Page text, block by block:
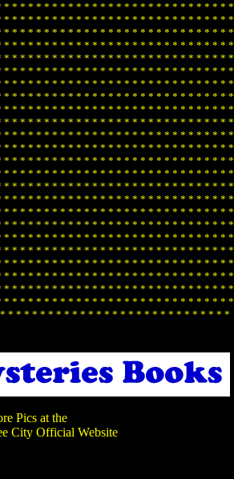
* * * * * * * * * * * * * * * * * * * * * * * * * * * * *
* * * * * * * * * * * * * * * * * * * * * * * * * * * * *
* * * * * * * * * * * * * * * * * * * * * * * * * * * * *
* * * * * * * * * * * * * * * * * * * * * * * * * * * * *
* * * * * * * * * * * * * * * * * * * * * * * * * * * * *
* * * * * * * * * * * * * * * * * * * * * * * * * * * * *
* * * * * * * * * * * * * * * * * * * * * * * * * * * * *
* * * * * * * * * * * * * * * * * * * * * * * * * * * * *
* * * * * * * * * * * * * * * * * * * * * * * * * * * * *
* * * * * * * * * * * * * * * * * * * * * * * * * * * * *
* * * * * * * * * * * * * * * * * * * * * * * * * * * * *
* * * * * * * * * * * * * * * * * * * * * * * * * * * * *
* * * * * * * * * * * * * * * * * * * * * * * * * * * * *
* * * * * * * * * * * * * * * * * * * * * * * * * * * * *
* * * * * * * * * * * * * * * * * * * * * * * * * * * * *
* * * * * * * * * * * * * * * * * * * * * * * * * * * * *
* * * * * * * * * * * * * * * * * * * * * * * * * * * * *
* * * * * * * * * * * * * * * * * * * * * * * * * * * * *
* * * * * * * * * * * * * * * * * * * * * * * * * * * * *
* * * * * * * * * * * * * * * * * * * * * * * * * * * * *
* * * * * * * * * * * * * * * * * * * * * * * * * * * * *
* * * * * * * * * * * * * * * * * * * * * * * * * * * * *
* * * * * * * * * * * * * * * * * * * * * * * * * * * * *
* * * * * * * * * * * * * * * * * * * * * * * * * * * * *
* * * * * * * * * * * * * * * * * * * * * * * * * * * * *
Pics at the
City Official Website